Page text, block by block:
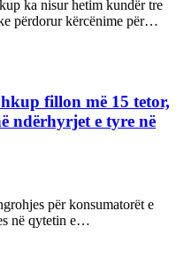
ka nisur hetim kundër tre
përdorur kërcënime për…
fillon më 15 tetor,
ndërhyrjet e tyre në
për konsumatorët e
në qytetin e…